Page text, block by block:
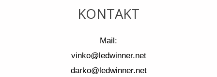
KONTAKT
Mail:
vinko@ledwinner.net
darko@ledwinner.net